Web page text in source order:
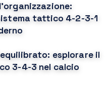
tattico 4-2-3-1
esplorare il
3-4-3 nel calcio